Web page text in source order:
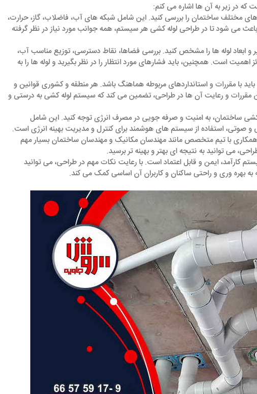
در زیر به آن‌ ها اشاره می ‌کنم:
‌های مختلف ساختمان را بررسی کنید. این شامل شبکه ‌های آب، فاضلاب، گاز، حرارت،
می ‌شود تا در طراحی لوله ‌کشی هر سیستم، همه جوانب مورد نیاز در نظر گرفته
و ابعاد لوله ‌ها را مشخص کنید. بررسی فضاها، نقاط دسترسی، توزیع مناسب آب،
اهمیت است. همچنین، باید فشارهای مورد انتظار را در نظر بگیرید و لوله ‌ها را به
با مقررات و استانداردهای مربوطه هماهنگ باشد. هر منطقه و کشوری قوانین و
مقررات و رعایت آن ‌ها در طراحی، تضمین می ‌کند که سیستم لوله ‌کشی به درستی و
ساختمان، به امنیت و صرفه‌ جویی در مصرف انرژی توجه کنید. این شامل
و صوتی، استفاده از سیستم‌ های هوشمند برای کنترل و مدیریت بهینه انرژی است.
با تیم متخصص مانند مهندسان مکانیک و مهندسان ساختمان بسیار مهم
می ‌توانید به نتیجه ‌ای بهتر و بهینه ‌تر برسید.
ایمن و قابل اعتماد است. با رعایت نکات مهم در طراحی، می ‌توانید
بهره ‌وری و راحتی ساکنان و کاربران آن اساسی کمک می ‌کند.